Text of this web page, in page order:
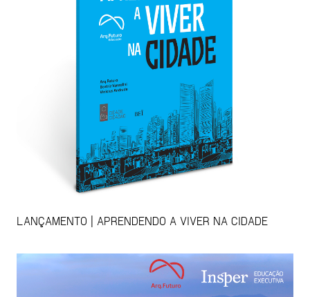
LANÇAMENTO | APRENDENDO A VIVER NA CIDADE